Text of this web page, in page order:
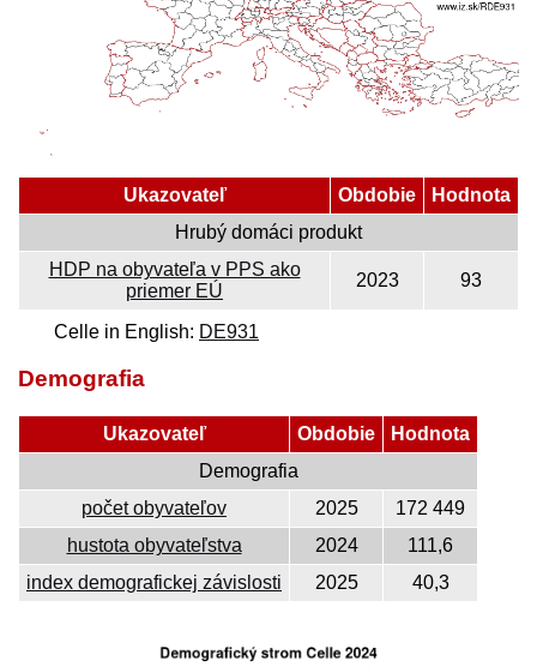
Ukazovateľ Obdobie
Hodnota
Hrubý domáci produkt
HDP na obyvateľa v PPS ako
priemer EÚ
2023 93
Celle in English: DE931
Demografia
Ukazovateľ Obdobie
Hodnota
Demografia
počet obyvateľov
2025
172 449
hustota obyvateľstva
2024
111,6
index demografickej závislosti
2025 40,3